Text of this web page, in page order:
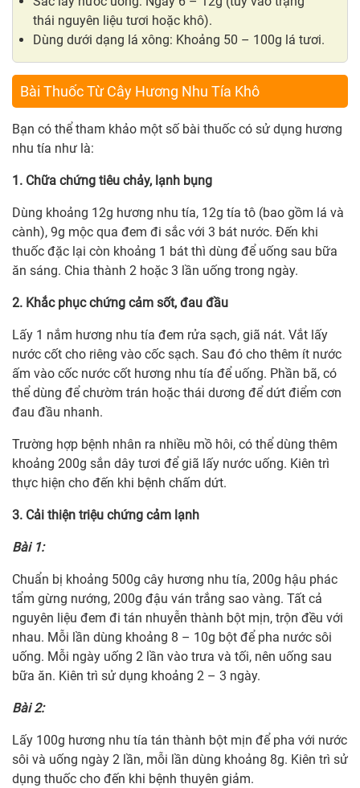
thái nguyên liệu tươi hoặc khô).
Dùng dưới dạng lá xông: Khoảng 50 – 100g lá tươi.
Bài Thuốc Từ Cây Hương Nhu Tía Khô
Bạn có thể tham khảo một số bài thuốc có sử dụng hương
nhu tía như là:
1. Chữa chứng tiêu chảy, lạnh bụng
Dùng khoảng 12g hương nhu tía, 12g tía tô (bao gồm lá và
cành), 9g mộc qua đem đi sắc với 3 bát nước. Đến khi
thuốc đặc lại còn khoảng 1 bát thì dùng để uống sau bữa
ăn sáng. Chia thành 2 hoặc 3 lần uống trong ngày.
2. Khắc phục chứng cảm sốt, đau đầu
Lấy 1 nắm hương nhu tía đem rửa sạch, giã nát. Vắt lấy
nước cốt cho riêng vào cốc sạch. Sau đó cho thêm ít nước
ấm vào cốc nước cốt hương nhu tía để uống. Phần bã, có
thể dùng để chườm trán hoặc thái dương để dứt điểm cơn
đau đầu nhanh.
Trường hợp bệnh nhân ra nhiều mồ hôi, có thể dùng thêm
khoảng 200g sắn dây tươi để giã lấy nước uống. Kiên trì
thực hiện cho đến khi bệnh chấm dứt.
3. Cải thiện triệu chứng cảm lạnh
Bài 1:
Chuẩn bị khoảng 500g cây hương nhu tía, 200g hậu phác
tẩm gừng nướng, 200g đậu ván trắng sao vàng. Tất cả
nguyên liệu đem đi tán nhuyễn thành bột mịn, trộn đều với
nhau. Mỗi lần dùng khoảng 8 – 10g bột để pha nước sôi
uống. Mỗi ngày uống 2 lần vào trưa và tối, nên uống sau
bữa ăn. Kiên trì sử dụng khoảng 2 – 3 ngày.
Bài 2:
Lấy 100g hương nhu tía tán thành bột mịn để pha với nước
sôi và uống ngày 2 lần, mỗi lần dùng khoảng 8g. Kiên trì sử
dụng thuốc cho đến khi bệnh thuyên giảm.